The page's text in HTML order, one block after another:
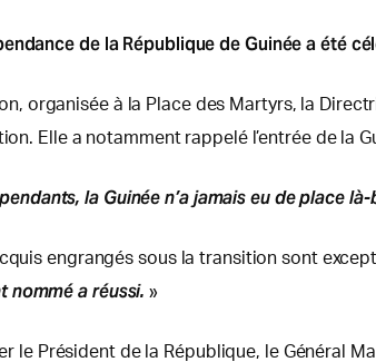
de la République de Guinée a été
organisée à la Place des Martyrs, la
Elle a notamment rappelé l’entrée de la
la Guinée n’a jamais eu de place
engrangés sous la transition sont
nommé a réussi.»
le Président de la République, le Général